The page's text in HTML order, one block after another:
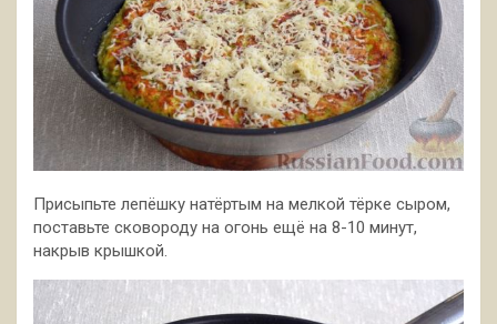
Присыпьте лепёшку натёртым на мелкой тёрке сыром,
поставьте сковороду на огонь ещё на 8-10 минут,
накрыв крышкой.